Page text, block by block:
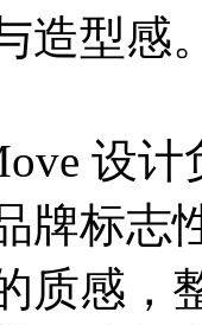
造型感。
设计
牌标志
质感，